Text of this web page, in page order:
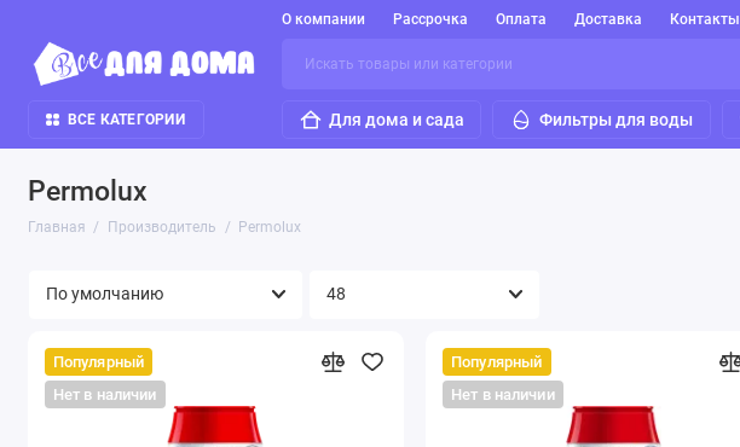
О компании Рассрочка Оплата Доставка Контакты
ВСЕ КАТЕГОРИИ Для дома и сада Фильтры для воды
Permolux
Главная Производитель Permolux
Популярный
Нет в наличии
Популярный
Нет в наличии